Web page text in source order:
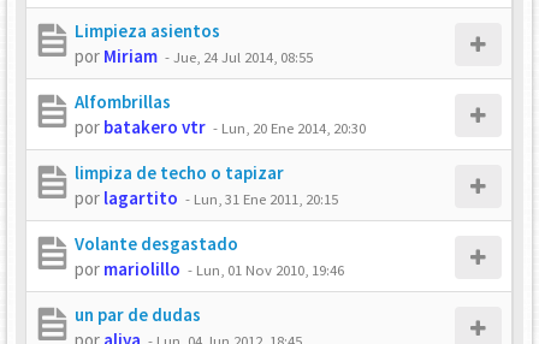
Limpieza asientos
por Miriam -Jue, 24 Jul 2014, 08:55
Alfombrillas
por batakero vtr - Lun, 20 Ene 2014, 20:30
limpiza de techo o tapizar
por lagartito - Lun, 31 Ene 2011, 20:15
Volante desgastado
por mariolillo - Lun, 01 Nov 2010, 19:46
un par de dudas